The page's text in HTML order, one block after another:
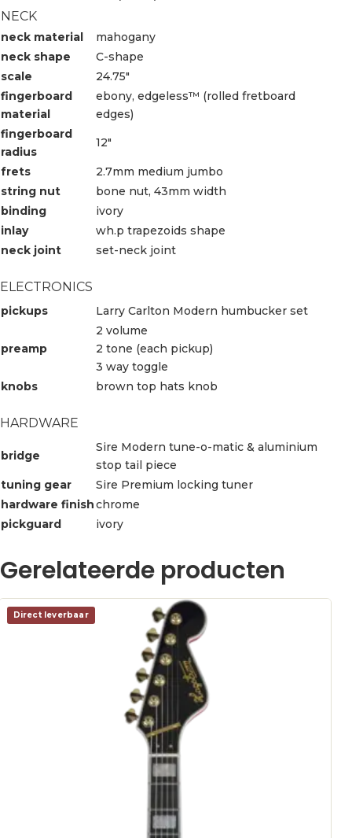
NECK
neck material
mahogany
neck shape
C-shape
scale
24.75″
fingerboard
material
ebony, edgeless™ (rolled fretboard
edges)
fingerboard
radius
12″
frets
2.7mm medium jumbo
string nut
bone nut, 43mm width
binding
ivory
inlay
wh.p trapezoids shape
neck joint
set-neck joint
ELECTRONICS
pickups Larry Carlton Modern humbucker set
preamp
2 volume
2 tone (each pickup)
3 way toggle
knobs
brown top hats knob
HARDWARE
bridge
Sire Modern tune-o-matic & aluminium
stop tail piece
tuning gear
Sire Premium locking tuner
hardware finishchrome
pickguard
ivory
Gerelateerde producten
Direct leverbaar